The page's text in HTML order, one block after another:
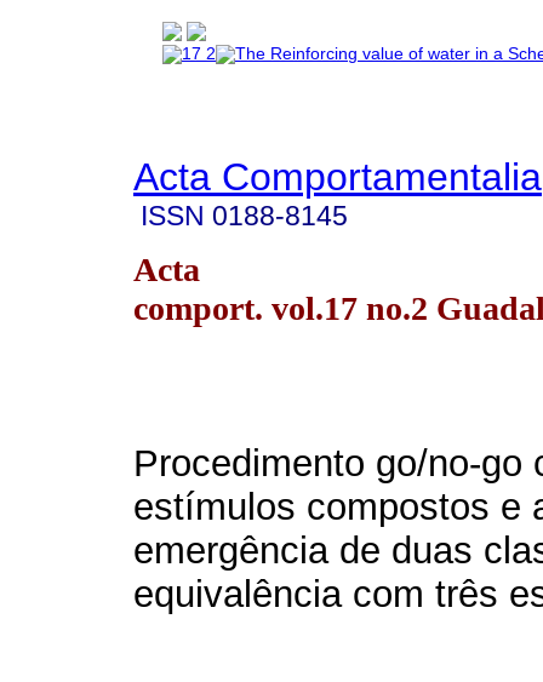
Acta Comportamentalia
ISSN 0188-8145
Acta
comport. vol.17 no.2
Procedimento go/no-go
estímulos compostos e
emergência de duas
equivalência com três